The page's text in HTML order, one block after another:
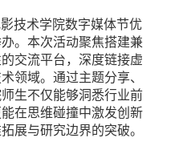
技术学院数字媒体节优
。本次活动聚焦搭建兼
交流平台，深度链接虚
领域。通过主题分享、
生不仅能够洞悉行业前
在思维碰撞中激发创新
展与研究边界的突破。